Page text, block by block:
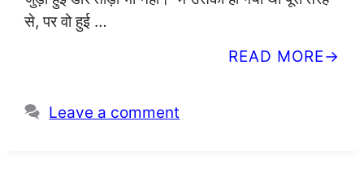
से, पर वो हुई …
READ MORE
Leave a comment